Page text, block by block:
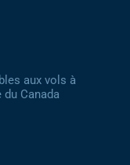
aux vols à
Canada